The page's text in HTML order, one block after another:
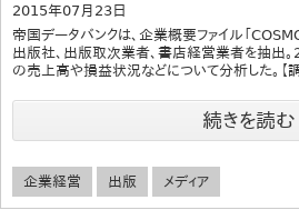
2015年07月23日
帝国データバンクは、企業概要ファイル「
出版社、出版取次業者、書店経営業者を抽出
の売上高や損益状況などについて分析した。【
続きを読む
企業経営 出版 メディア